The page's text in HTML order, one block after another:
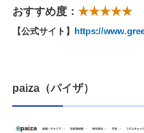
おすすめ度： ★★★★★
【公式サイト】 https://
paiza（パイザ）